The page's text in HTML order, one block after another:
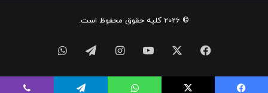
© 2026 کلیه حقوق محفوظ است.
فیسبوک ایکس یوتیوب اینستاگرامتلگرام
آپ